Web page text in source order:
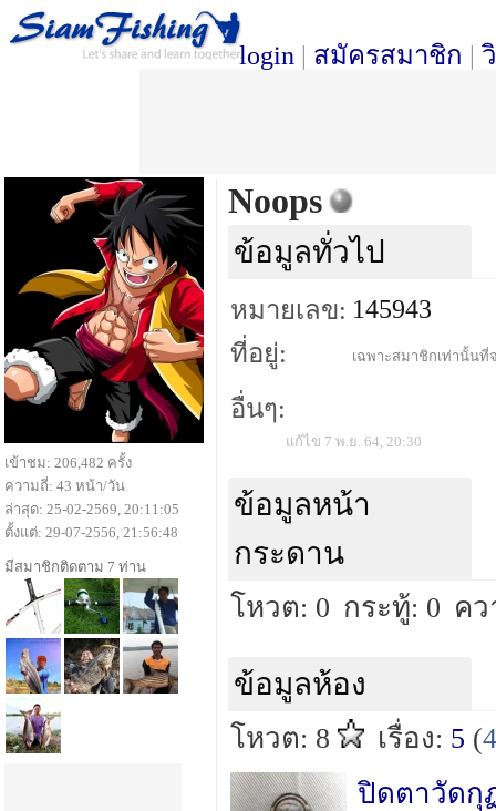
login | สมัครสมาชิก |
Noops
ข้อมูลทั่วไป
หมายเลข: 145943
ที่อยู่:
เฉพาะสมาชิกเท่านั้นที่
อื่นๆ:
แก้ไข 7 พ.ย. 64, 20:30
ข้อมูลหน้า
กระดาน
โหวต: 0 กระทู้: 0 ค
ข้อมูลห้อง
โหวต: 8 เรื่อง: 5 (
ปิดตาวัดกุ
เข้าชม: 206,482 ครั้ง
ความถี่: 43 หน้า/วัน
ล่าสุด: 25-02-2569, 20:11:05
ตั้งแต่: 29-07-2556, 21:56:48
มีสมาชิกติดตาม 7 ท่าน